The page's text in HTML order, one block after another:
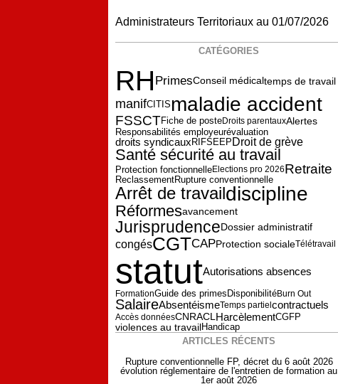
Administrateurs Territoriaux au 01/07/2026
CATÉGORIES
RH PrimesConseil médical temps de travail
manifCITISmaladie accident
FSSCTFiche de posteDroits parentauxAlertes
Responsabilités employeurévaluation
droits syndicaux RIFSEEP Droit de grève
Santé sécurité au travail
Protection fonctionnelleElections pro 2026Retraite
ReclassementRupture conventionnelle
Arrêt de travaildiscipline
Réformesavancement
JurisprudenceDossier administratif
congésCGTCAPProtection socialeTélétravail
statutAutorisations absences
FormationGuide des primes DisponibilitéBurn Out
SalaireAbsentéismeTemps partielcontractuels
Accès donnéesCNRACLHarcèlementCGFP
violences au travailHandicap
ARTICLES RÉCENTS
Rupture conventionnelle FP, décret du 6 août 2026
évolution réglementaire de l'entretien de formation au
1er août 2026